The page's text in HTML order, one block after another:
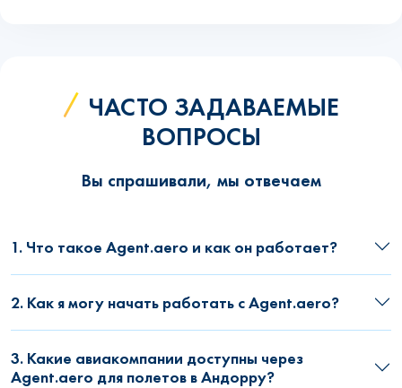
ЧАСТО ЗАДАВАЕМЫЕ
ВОПРОСЫ
Вы спрашивали, мы отвечаем
1. Что такое Agent.aero и как он работает?
2. Как я могу начать работать с Agent.aero?
3. Какие авиакомпании доступны через
Agent.aero для полетов в Андорру?